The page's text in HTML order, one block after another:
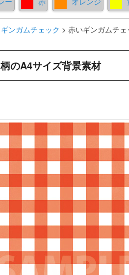
ギンガムチェック > 赤いギンガムチ
のA4サイズ背景素材